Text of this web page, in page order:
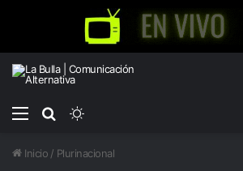
Menú
Buscar
Inicio / Plurinacional